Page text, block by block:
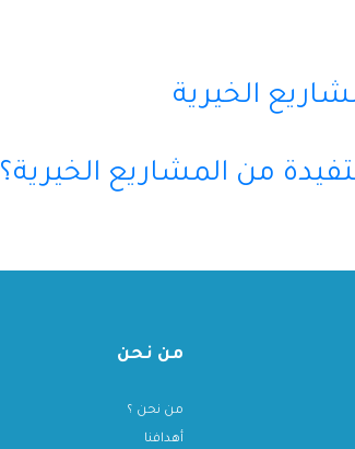
الخيرية
من المشاريع الخيرية؟
من نحن
من نحن ؟
أهدافنا